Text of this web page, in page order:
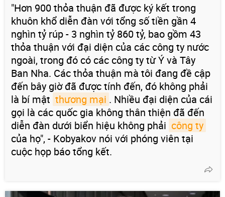
"Hơn 900 thỏa thuận đã được ký kết trong
khuôn khổ diễn đàn với tổng số tiền gần 4
nghìn tỷ rúp - 3 nghìn tỷ 860 tỷ, bao gồm 43
thỏa thuận với đại diện của các công ty nước
ngoài, trong đó có các công ty từ Ý và Tây
Ban Nha. Các thỏa thuận mà tôi đang đề cập
đến bây giờ đã được tính đến, đó không phải
là bí mật thương mại . Nhiều đại diện của cái
gọi là các quốc gia không thân thiện đã đến
diễn đàn dưới biển hiệu không phải công ty
của họ", - Kobyakov nói với phóng viên tại
cuộc họp báo tổng kết.